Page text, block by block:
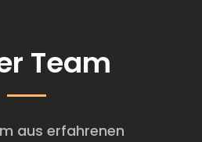
Team
aus erfahrenen